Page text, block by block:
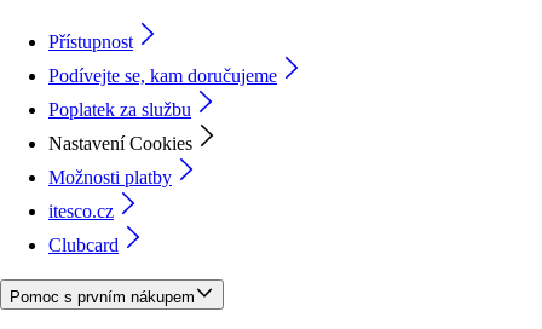
Přístupnost
Podívejte se, kam doručujeme
Poplatek za službu
Nastavení Cookies
Možnosti platby
itesco.cz
Clubcard
Pomoc s prvním nákupem